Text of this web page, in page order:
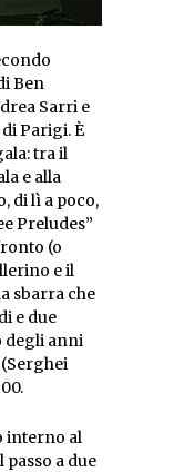
Ben
Sarri e
Parigi. È
tra il
e alla
di lì a poco,
Preludes”
(o
e il
sbarra che
e due
degli anni
(Serghei
interno al
a due